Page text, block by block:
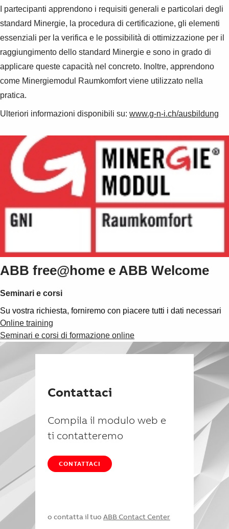
Suggestions
Products
See more products
Shopping list preview
I partecipanti apprendono i requisiti generali e particolari degli
standard Minergie, la procedura di certificazione, gli elementi
essenziali per la verifica e le possibilità di ottimizzazione per il
raggiungimento dello standard Minergie e sono in grado di
applicare queste capacità nel concreto. Inoltre, apprendono
come Minergiemodul Raumkomfort viene utilizzato nella
pratica.
Ulteriori informazioni disponibili su: www.g-n-i.ch/ausbildung
ABB free@home e ABB Welcome
Seminari e corsi
Su vostra richiesta, forniremo con piacere tutti i dati necessari
Online training
Seminari e corsi di formazione online
Contattaci
Compila il modulo web e
ti contatteremo
CONTATTACI
o contatta il tuo ABB Contact Center